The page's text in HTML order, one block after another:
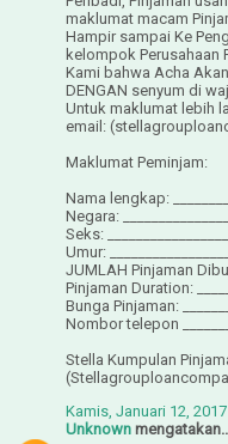
maklumat macam
Hampir sampai Ke
kelompok Perusahaan
Kami bahwa Acha
DENGAN senyum di
Untuk maklumat lebih
email:
Maklumat Peminjam:
Nama lengkap:
Negara:
Seks:
Umur:
JUMLAH Pinjaman
Pinjaman Duration:
Bunga Pinjaman:
Nombor telepon
Stella Kumpulan
Kamis, Januari 12,
Unknown